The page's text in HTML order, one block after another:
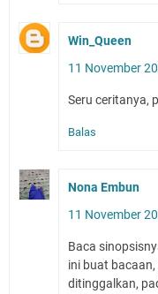
Win_Queen
11 November
Seru ceritanya,
Balas
Nona Embun
11 November
Baca
ini buat
ditinggalkan,